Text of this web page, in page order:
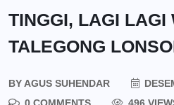
TINGGI, LAGI LAGI
TALEGONG
BYAGUS SUHENDAR